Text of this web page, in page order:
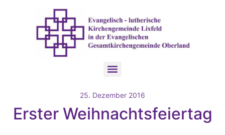
25. Dezember 2016
Erster Weihnachtsfeiertag